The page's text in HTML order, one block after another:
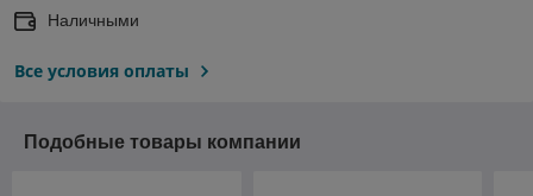
Наличными
Все условия оплаты
Подобные товары компании